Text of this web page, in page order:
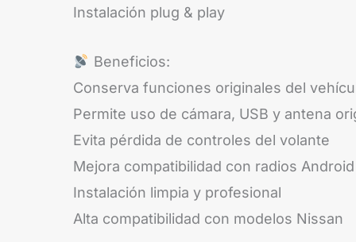
Instalación plug & play
Beneficios:
Conserva funciones originales del
Permite uso de cámara, USB y antena
Evita pérdida de controles del volante
Mejora compatibilidad con radios Android
Instalación limpia y profesional
Alta compatibilidad con modelos Nissan